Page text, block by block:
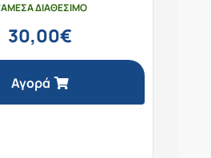
ΆΜΕΣΑ ΔΙΑΘΈΣΙΜΟ
30,00€
Αγορά